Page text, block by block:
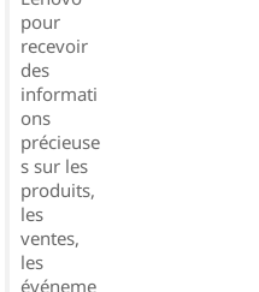
pour
recevoir
des
informati
ons
précieuse
s sur les
produits,
les
ventes,
les
événeme